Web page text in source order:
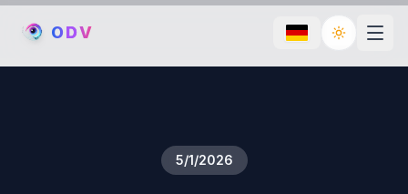
ODV Toggle
5/1/2026